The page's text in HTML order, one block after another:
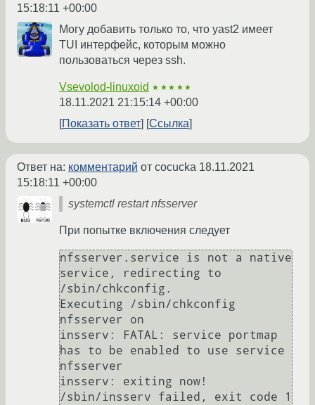
15:18:11 +00:00
Могу добавить только то, что yast2 имеет
TUI интерфейс, которым можно
пользоваться через ssh.
Vsevolod-linuxoid ★★★★★
18.11.2021 21:15:14 +00:00
Показать ответ
Ссылка
Ответ на: комментарий от cocucka 18.11.2021
15:18:11 +00:00
systemctl restart nfsserver
При попытке включения следует
nfsserver.service is not a native
service, redirecting to
/sbin/chkconfig.
Executing /sbin/chkconfig
nfsserver on
insserv: FATAL: service portmap
has to be enabled to use service
nfsserver
insserv: exiting now!